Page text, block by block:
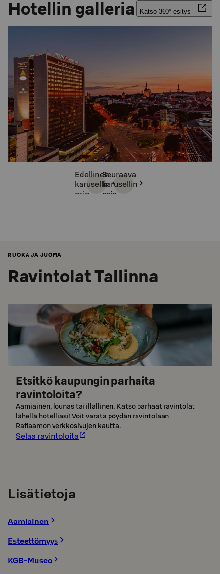
Hotellin galleria Katso 360° esitys
Edellinen
karusellin
osio
Seuraava
karusellin
osio
RUOKA JA JUOMA
Ravintolat Tallinna
Etsitkö kaupungin parhaita
ravintoloita?
Aamiainen, lounas tai illallinen. Katso parhaat ravintolat
lähellä hotelliasi! Voit varata pöydän ravintolaan
Raflaamon verkkosivujen kautta.
Selaa ravintoloita
Lisätietoja
Aamiainen
Esteettömyys
KGB-Museo